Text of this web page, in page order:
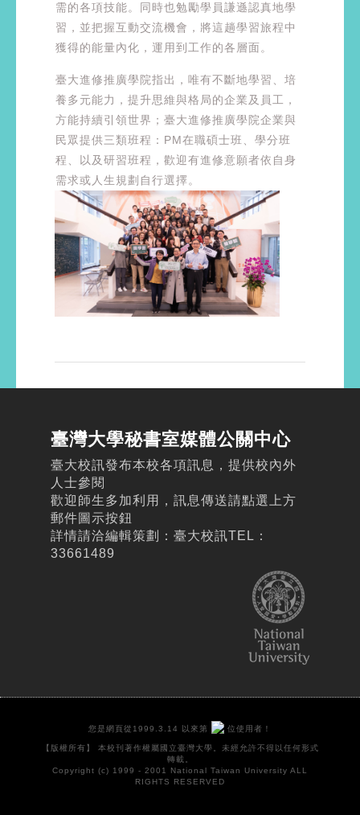
需的各項技能。同時也勉勵學員謙遜認真地學
習，並把握互動交流機會，將這趟學習旅程中
獲得的能量內化，運用到工作的各層面。
臺大進修推廣學院指出，唯有不斷地學習、培
養多元能力，提升思維與格局的企業及員工，
方能持續引領世界；臺大進修推廣學院企業與
民眾提供三類班程：PM在職碩士班、學分班
程、以及研習班程，歡迎有進修意願者依自身
需求或人生規劃自行選擇。
臺灣大學秘書室媒體公關中心
臺大校訊發布本校各項訊息，提供校內外
人士參閱
歡迎師生多加利用，訊息傳送請點選上方
郵件圖示按鈕
詳情請洽編輯策劃：臺大校訊TEL：
33661489
您是網頁從1999.3.14 以來第 位使用者！
【版權所有】 本校刊著作權屬國立臺灣大學。未經允許不得以任何形式
轉載。
Copyright (c) 1999 - 2001 National Taiwan University ALL
RIGHTS RESERVED